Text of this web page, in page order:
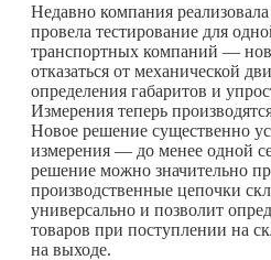
Недавно компания
провела тестирование для
транспортных компаний —
отказаться от механической
определения габаритов и
Измерения теперь
Новое решение существенно
измерения — до менее одной
решение можно значительно
производственные цепочки
универсально и позволит
товаров при поступлении на
на выходе.